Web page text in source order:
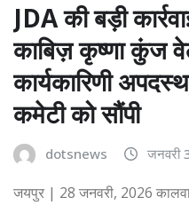
JDA की बड़ी
काबिज़ कृष्णा कुंज
कार्यकारिणी
कमेटी को सौंपी
dotsnews जनवरी
जयपुर | 28 जनवरी, 2026